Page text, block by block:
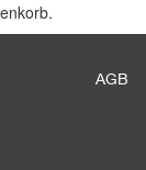
AGB